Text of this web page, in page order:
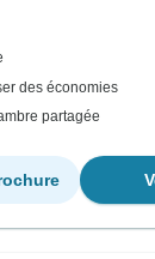
des économies
partagée